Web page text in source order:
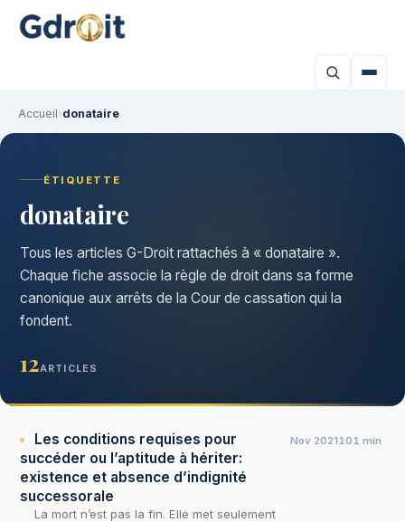
Accueil›donataire
ÉTIQUETTE
donataire
Tous les articles G-Droit rattachés à « donataire ».
Chaque fiche associe la règle de droit dans sa forme
canonique aux arrêts de la Cour de cassation qui la
fondent.
12ARTICLES
Les conditions requises pour
succéder ou l’aptitude à hériter:
existence et absence d’indignité
successorale
La mort n’est pas la fin. Elle met seulement
Nov 2021101 min